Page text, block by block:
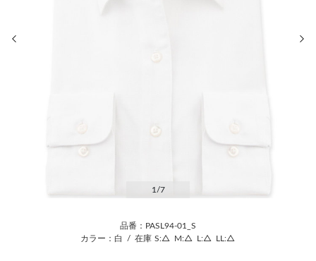
1 /7
品番：PASL94-01_S
カラー：白
/ 在庫 S:△ M:△ L:△ LL:△